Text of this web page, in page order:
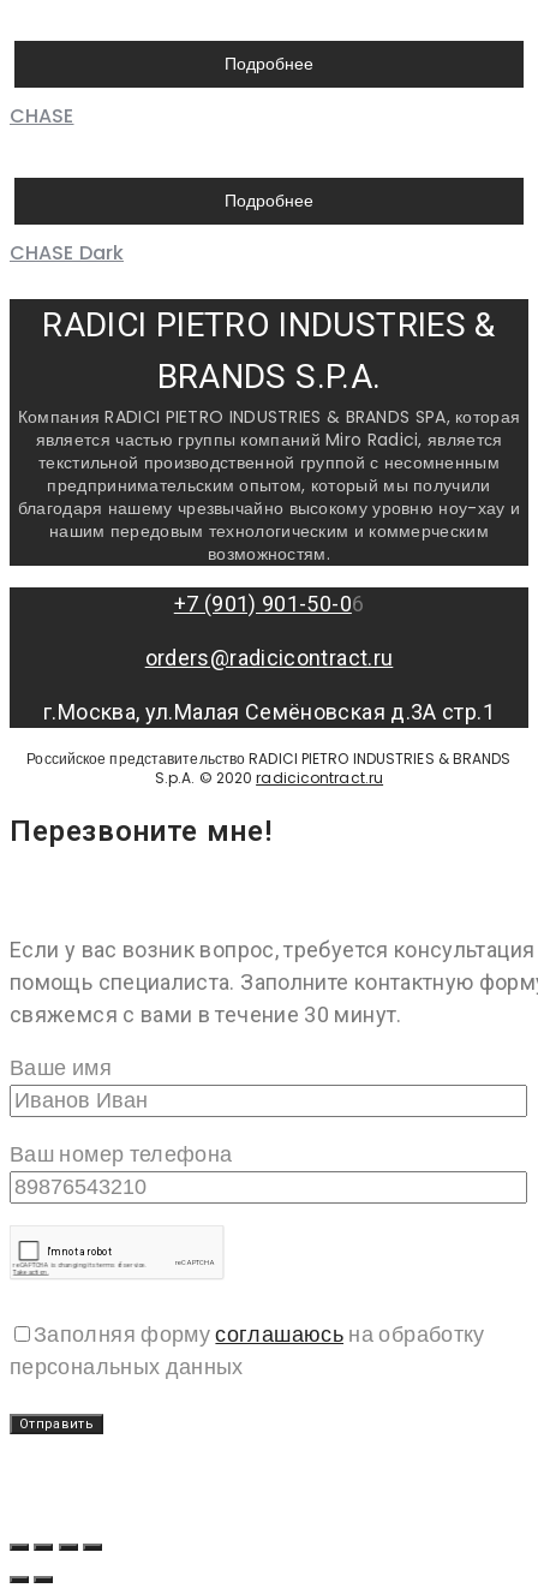
Подробнее
CHASE
Подробнее
CHASE Dark
RADICI PIETRO INDUSTRIES &
BRANDS S.P.A.
Компания RADICI PIETRO INDUSTRIES & BRANDS SPA, которая
является частью группы компаний Miro Radici, является
текстильной производственной группой с несомненным
предпринимательским опытом, который мы получили
благодаря нашему чрезвычайно высокому уровню ноу-хау и
нашим передовым технологическим и коммерческим
возможностям.
+7 (901) 901-50-06
orders@radicicontract.ru
г.Москва, ул.Малая Семёновская д.3А стр.1
Российское представительство RADICI PIETRO INDUSTRIES & BRANDS
S.p.A. © 2020radicicontract.ru
Перезвоните мне!
Если у вас возник вопрос, требуется
помощь специалиста. Заполните контактную
свяжемся с вами в течение 30 минут.
Ваше имя
Ваш номер телефона
Заполняя формусоглашаюсь на обработку
персональных данных